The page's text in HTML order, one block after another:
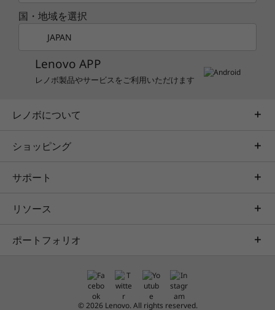
国・地域を選択
JAPAN
Lenovo APP
レノボ製品やサービスをご利用いただけます
レノボについて
ショッピング
サポート
リソース
ポートフォリオ
© 2026 Lenovo. All rights reserved.